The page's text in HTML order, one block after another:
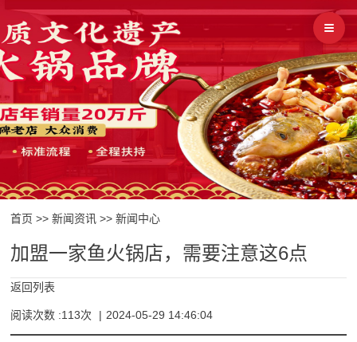
首页 >>新闻资讯 >>新闻中心
加盟一家鱼火锅店，需要注意这6点
返回列表
阅读次数 :113次 | 2024-05-29 14:46:04